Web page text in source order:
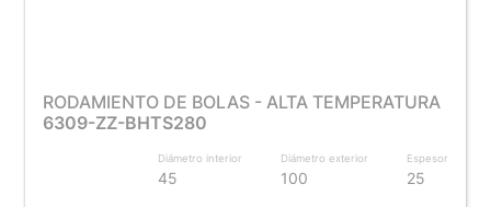
RODAMIENTO DE BOLAS - ALTA TEMPERATURA
6309-ZZ-BHTS280
Diámetro interior
45
Diámetro exterior
100
Espesor
25